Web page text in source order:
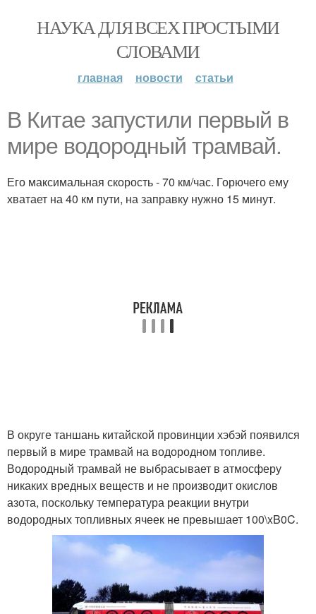
НАУКА ДЛЯ ВСЕХ ПРОСТЫМИ
СЛОВАМИ
главная новости статьи
В Китае запустили первый в
мире водородный трамвай.
Его максимальная скорость - 70 км/час. Горючего ему
хватает на 40 км пути, на заправку нужно 15 минут.
В округе таншань китайской провинции хэбэй появился
первый в мире трамвай на водородном топливе.
Водородный трамвай не выбрасывает в атмосферу
никаких вредных веществ и не производит окислов
азота, поскольку температура реакции внутри
водородных топливных ячеек не превышает 100\xB0C.